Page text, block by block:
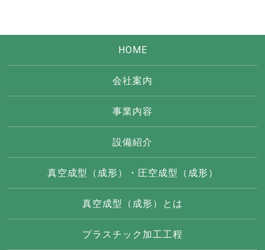
HOME
会社案内
事業内容
設備紹介
真空成型（成形）・圧空成型（成形）
真空成型（成形）とは
プラスチック加工工程